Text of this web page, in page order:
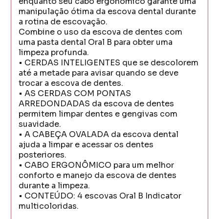
manipulação ótima da escova dental durante
a rotina de escovação.
Combine o uso da escova de dentes com
uma pasta dental Oral B para obter uma
limpeza profunda.
• CERDAS INTELIGENTES que se descolorem
até a metade para avisar quando se deve
trocar a escova de dentes.
• AS CERDAS COM PONTAS
ARREDONDADAS da escova de dentes
permitem limpar dentes e gengivas com
suavidade.
• A CABEÇA OVALADA da escova dental
ajuda a limpar e acessar os dentes
posteriores.
• CABO ERGONÔMICO para um melhor
conforto e manejo da escova de dentes
durante a limpeza.
• CONTEÚDO: 4 escovas Oral B Indicator
multicoloridas.